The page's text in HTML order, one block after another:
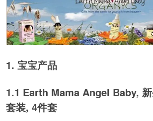
1. 宝宝产品
1.1 Earth Mama Angel Baby,
套装, 4件套